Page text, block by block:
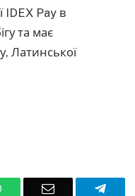
IDEX Pay в
та має
Латинської
WhatsAppEmail